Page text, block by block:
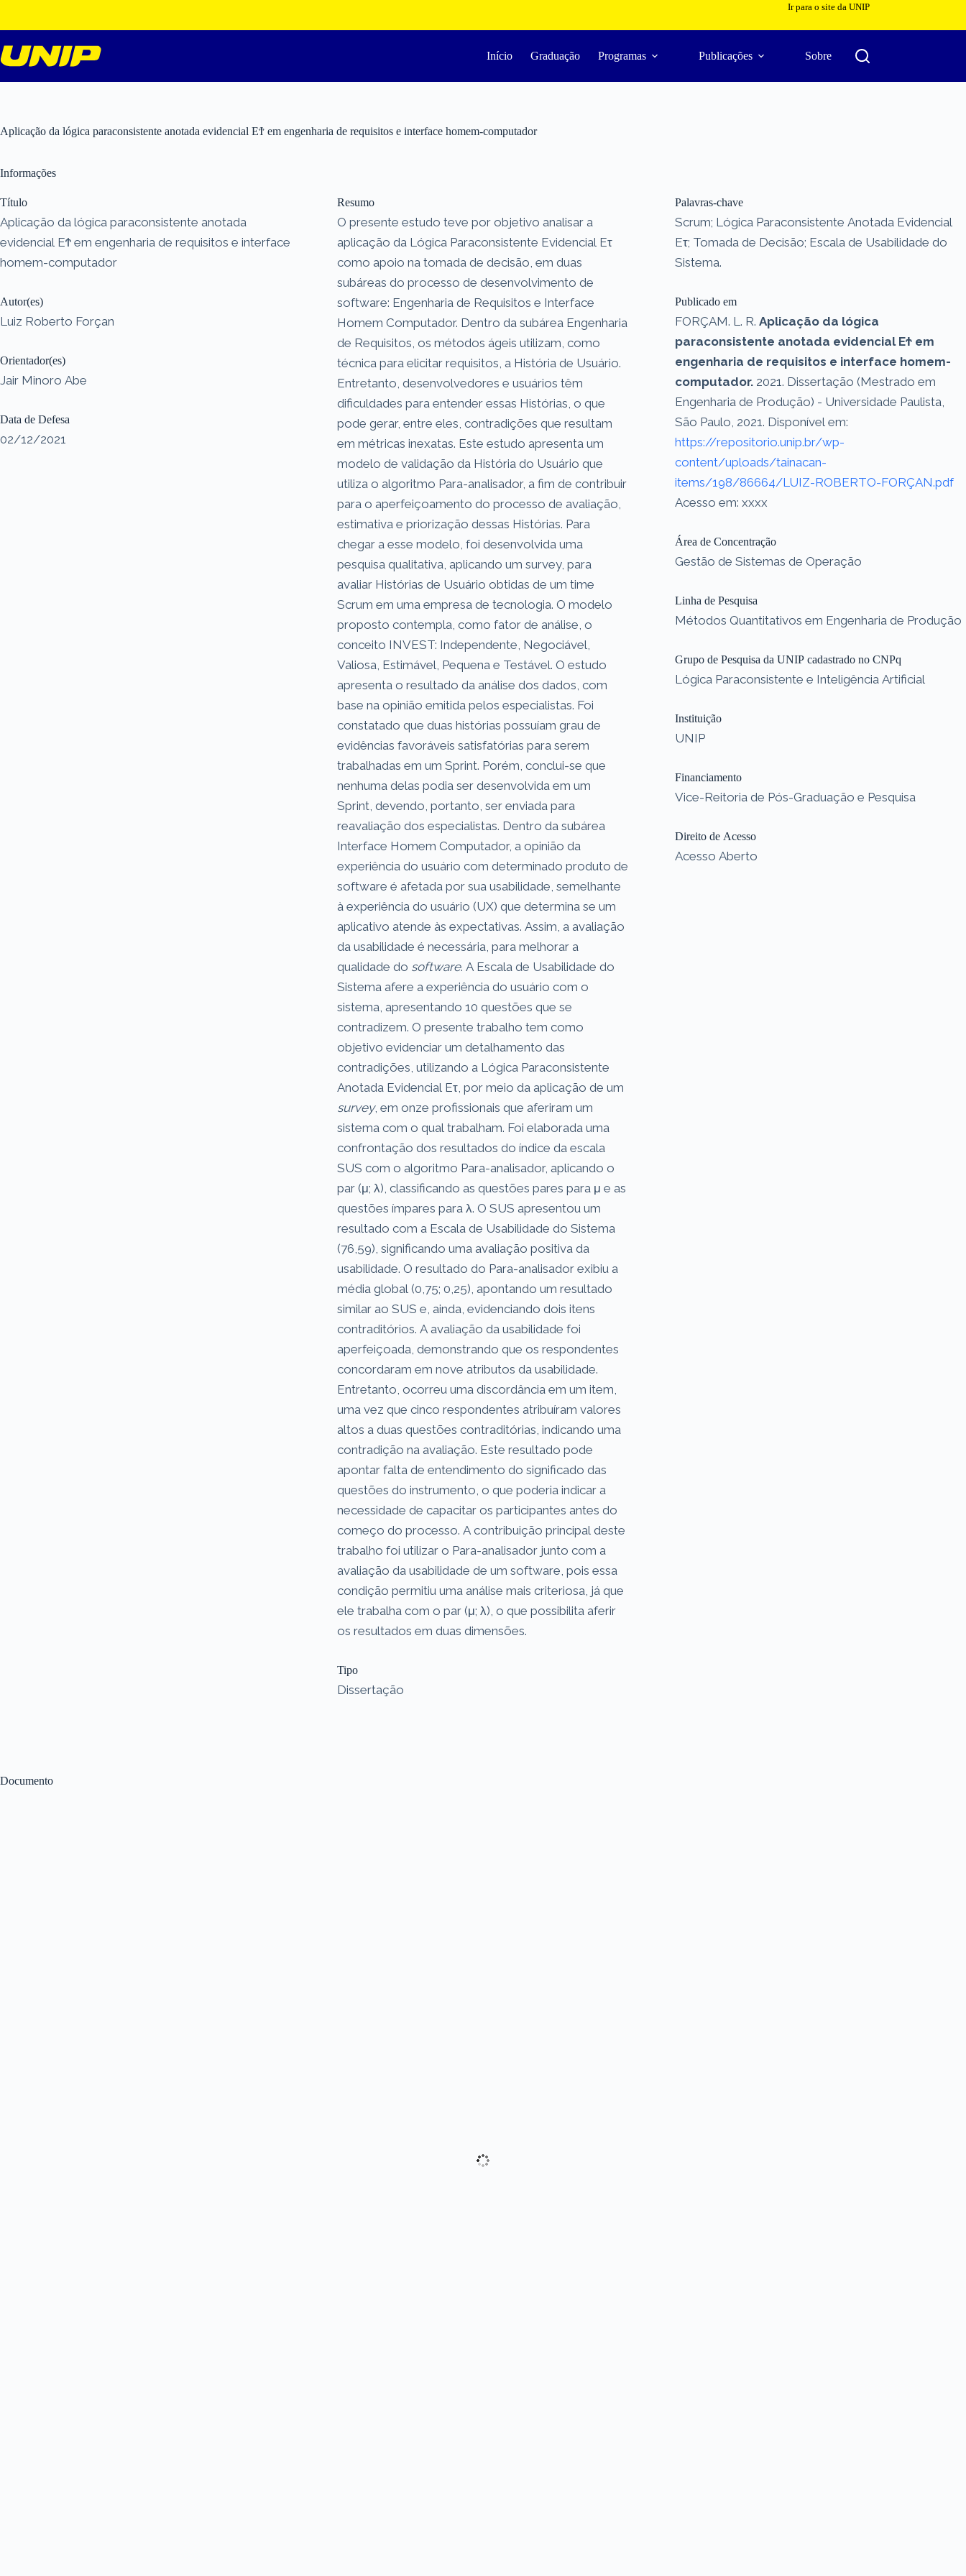
o
conteúdo
Ir para o site da UNIP
Início Graduação Programas Publicações Sobre
Aplicação da lógica paraconsistente anotada evidencial EϮ em engenharia de requisitos e interface homem-computador
Documento
Informações
Título
Aplicação da lógica paraconsistente anotada
evidencial EϮ em engenharia de requisitos e interface
homem-computador
Autor(es)
Luiz Roberto Forçan
Orientador(es)
Jair Minoro Abe
Data de Defesa
02/12/2021
Resumo
O presente estudo teve por objetivo analisar a
aplicação da Lógica Paraconsistente Evidencial Eτ
como apoio na tomada de decisão, em duas
subáreas do processo de desenvolvimento de
software: Engenharia de Requisitos e Interface
Homem Computador. Dentro da subárea Engenharia
de Requisitos, os métodos ágeis utilizam, como
técnica para elicitar requisitos, a História de Usuário.
Entretanto, desenvolvedores e usuários têm
dificuldades para entender essas Histórias, o que
pode gerar, entre eles, contradições que resultam
em métricas inexatas. Este estudo apresenta um
modelo de validação da História do Usuário que
utiliza o algoritmo Para-analisador, a fim de contribuir
para o aperfeiçoamento do processo de avaliação,
estimativa e priorização dessas Histórias. Para
chegar a esse modelo, foi desenvolvida uma
pesquisa qualitativa, aplicando um survey, para
avaliar Histórias de Usuário obtidas de um time
Scrum em uma empresa de tecnologia. O modelo
proposto contempla, como fator de análise, o
conceito INVEST: Independente, Negociável,
Valiosa, Estimável, Pequena e Testável. O estudo
apresenta o resultado da análise dos dados, com
base na opinião emitida pelos especialistas. Foi
constatado que duas histórias possuíam grau de
evidências favoráveis satisfatórias para serem
trabalhadas em um Sprint. Porém, conclui-se que
nenhuma delas podia ser desenvolvida em um
Sprint, devendo, portanto, ser enviada para
reavaliação dos especialistas. Dentro da subárea
Interface Homem Computador, a opinião da
experiência do usuário com determinado produto de
software é afetada por sua usabilidade, semelhante
à experiência do usuário (UX) que determina se um
aplicativo atende às expectativas. Assim, a avaliação
da usabilidade é necessária, para melhorar a
qualidade do software. A Escala de Usabilidade do
Sistema afere a experiência do usuário com o
sistema, apresentando 10 questões que se
contradizem. O presente trabalho tem como
objetivo evidenciar um detalhamento das
contradições, utilizando a Lógica Paraconsistente
Anotada Evidencial Eτ, por meio da aplicação de um
survey, em onze profissionais que aferiram um
sistema com o qual trabalham. Foi elaborada uma
confrontação dos resultados do índice da escala
SUS com o algoritmo Para-analisador, aplicando o
par (μ; λ), classificando as questões pares para μ e as
questões ímpares para λ. O SUS apresentou um
resultado com a Escala de Usabilidade do Sistema
(76,59), significando uma avaliação positiva da
usabilidade. O resultado do Para-analisador exibiu a
média global (0,75; 0,25), apontando um resultado
similar ao SUS e, ainda, evidenciando dois itens
contraditórios. A avaliação da usabilidade foi
aperfeiçoada, demonstrando que os respondentes
concordaram em nove atributos da usabilidade.
Entretanto, ocorreu uma discordância em um item,
uma vez que cinco respondentes atribuíram valores
altos a duas questões contraditórias, indicando uma
contradição na avaliação. Este resultado pode
apontar falta de entendimento do significado das
questões do instrumento, o que poderia indicar a
necessidade de capacitar os participantes antes do
começo do processo. A contribuição principal deste
trabalho foi utilizar o Para-analisador junto com a
avaliação da usabilidade de um software, pois essa
condição permitiu uma análise mais criteriosa, já que
ele trabalha com o par (μ; λ), o que possibilita aferir
os resultados em duas dimensões.
Tipo
Dissertação
Palavras-chave
Scrum; Lógica Paraconsistente Anotada Evidencial
Eτ; Tomada de Decisão; Escala de Usabilidade do
Sistema.
Publicado em
FORÇAM. L. R. Aplicação da lógica
paraconsistente anotada evidencial EϮ em
engenharia de requisitos e interface homem-
computador.2021. Dissertação (Mestrado em
Engenharia de Produção) - Universidade Paulista,
São Paulo, 2021. Disponível em:
https://repositorio.unip.br/wp-
content/uploads/tainacan-
items/198/86664/LUIZ-ROBERTO-FORÇAN.pdf
Acesso em: xxxx
Área de Concentração
Gestão de Sistemas de Operação
Linha de Pesquisa
Métodos Quantitativos em Engenharia de Produção
Grupo de Pesquisa da UNIP cadastrado no CNPq
Lógica Paraconsistente e Inteligência Artificial
Instituição
UNIP
Financiamento
Vice-Reitoria de Pós-Graduação e Pesquisa
Direito de Acesso
Acesso Aberto